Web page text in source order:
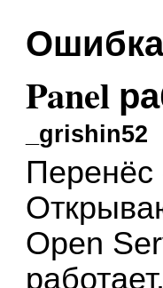
Panel
_grishin52
Перенёс
Open